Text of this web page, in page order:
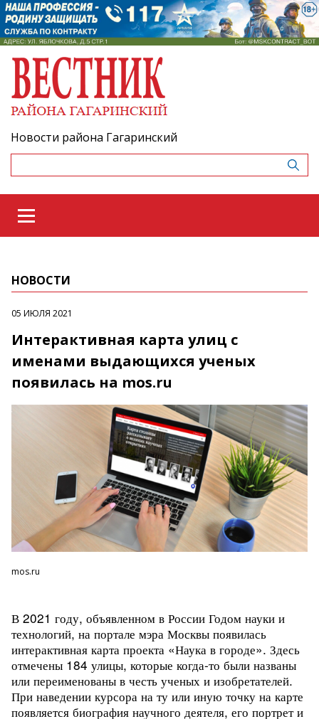
Новости района Гагаринский
НОВОСТИ
05 ИЮЛЯ 2021
Интерактивная карта улиц с
именами выдающихся ученых
появилась на mos.ru
mos.ru
В 2021 году, объявленном в России Годом науки и
технологий, на портале мэра Москвы появилась
интерактивная карта проекта «Наука в городе». Здесь
отмечены 184 улицы, которые когда-то были названы
или переименованы в честь ученых и изобретателей.
При наведении курсора на ту или иную точку на карте
появляется биография научного деятеля, его портрет и